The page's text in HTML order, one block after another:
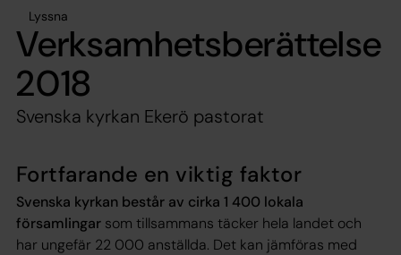
Lyssna
Verksamhetsberättelse
2018
Svenska kyrkan Ekerö pastorat
Fortfarande en viktig faktor
Svenska kyrkan består av cirka 1 400 lokala
församlingar som tillsammans täcker hela landet och
har ungefär 22 000 anställda. Det kan jämföras med